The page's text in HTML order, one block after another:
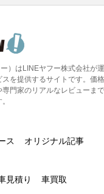
）はLINEヤフー株式会社が
スを提供するサイトです。価
門家のリアルなレビューま
ス オリジナル記事
見積り 車買取